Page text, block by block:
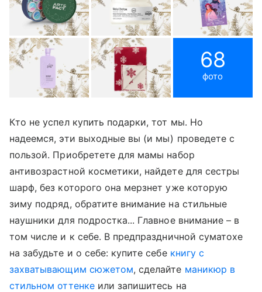
68
фото
Кто не успел купить подарки, тот мы. Но
надеемся, эти выходные вы (и мы) проведете с
пользой. Приобретете для мамы набор
антивозрастной косметики, найдете для сестры
шарф, без которого она мерзнет уже которую
зиму подряд, обратите внимание на стильные
наушники для подростка... Главное внимание– в
том числе и к себе. В предпраздничной суматохе
на забудьте и о себе: купите себе книгу с
захватывающим сюжетом, сделайте маникюр в
стильном оттенкеили запишитесь на